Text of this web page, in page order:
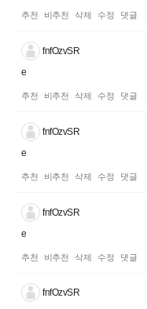
추천 비추천 삭제 수정 댓글
fnfOzvSR
e
추천 비추천 삭제 수정 댓글
fnfOzvSR
e
추천 비추천 삭제 수정 댓글
fnfOzvSR
e
추천 비추천 삭제 수정 댓글
fnfOzvSR